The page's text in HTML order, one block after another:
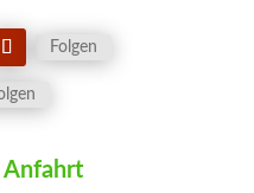
Folgen
Anfahrt